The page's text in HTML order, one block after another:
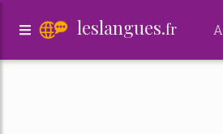
leslangues.fr